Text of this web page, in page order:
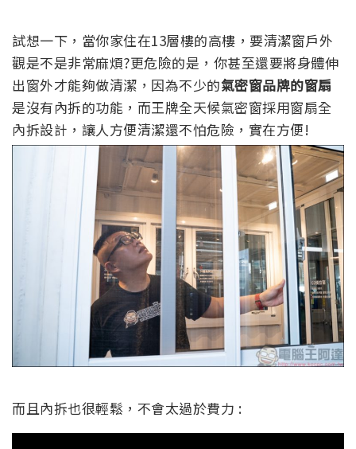
試想一下，當你家住在13層樓的高樓，要清潔窗戶外
觀是不是非常麻煩?更危險的是，你甚至還要將身體伸
出窗外才能夠做清潔，因為不少的氣密窗品牌的窗扇
是沒有內拆的功能，而王牌全天候氣密窗採用窗扇全
內拆設計，讓人方便清潔還不怕危險，實在方便!
而且內拆也很輕鬆，不會太過於費力 :